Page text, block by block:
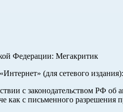
Федерации: Мегакритик
(для сетевого издания):
с законодательством РФ
как с письменного разрешения